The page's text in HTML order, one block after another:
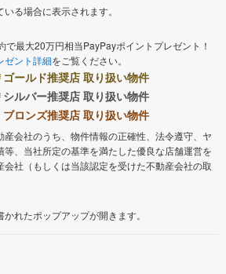
る場合に表示されます。
で最大20万円相当PayPayポイントプレゼント！
ゼント詳細をご覧ください。
ゴールド推奨店 取り扱い物件
シルバー推奨店 取り扱い物件
ブロンズ推奨店 取り扱い物件
会社のうち、物件情報の正確性、法令遵守、ヤ
、当社所定の基準を満たした優良な店舗運営を
社（もしくは当該認定を受けた不動産会社の取
れたポップアップが開きます。